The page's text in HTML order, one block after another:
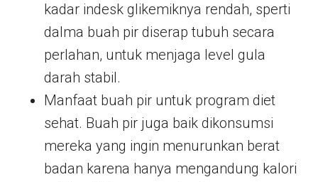
kadar indesk glikemiknya rendah, sperti
dalma buah pir diserap tubuh secara
perlahan, untuk menjaga level gula
darah stabil.
Manfaat buah pir untuk program diet
sehat. Buah pir juga baik dikonsumsi
mereka yang ingin menurunkan berat
badan karena hanya mengandung kalori